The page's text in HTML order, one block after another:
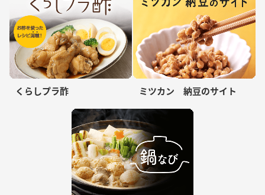
くらしプラ酢 ミツカン 納豆のサイト